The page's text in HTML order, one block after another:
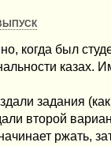
когда был
казах.
задания
второй
ржать,